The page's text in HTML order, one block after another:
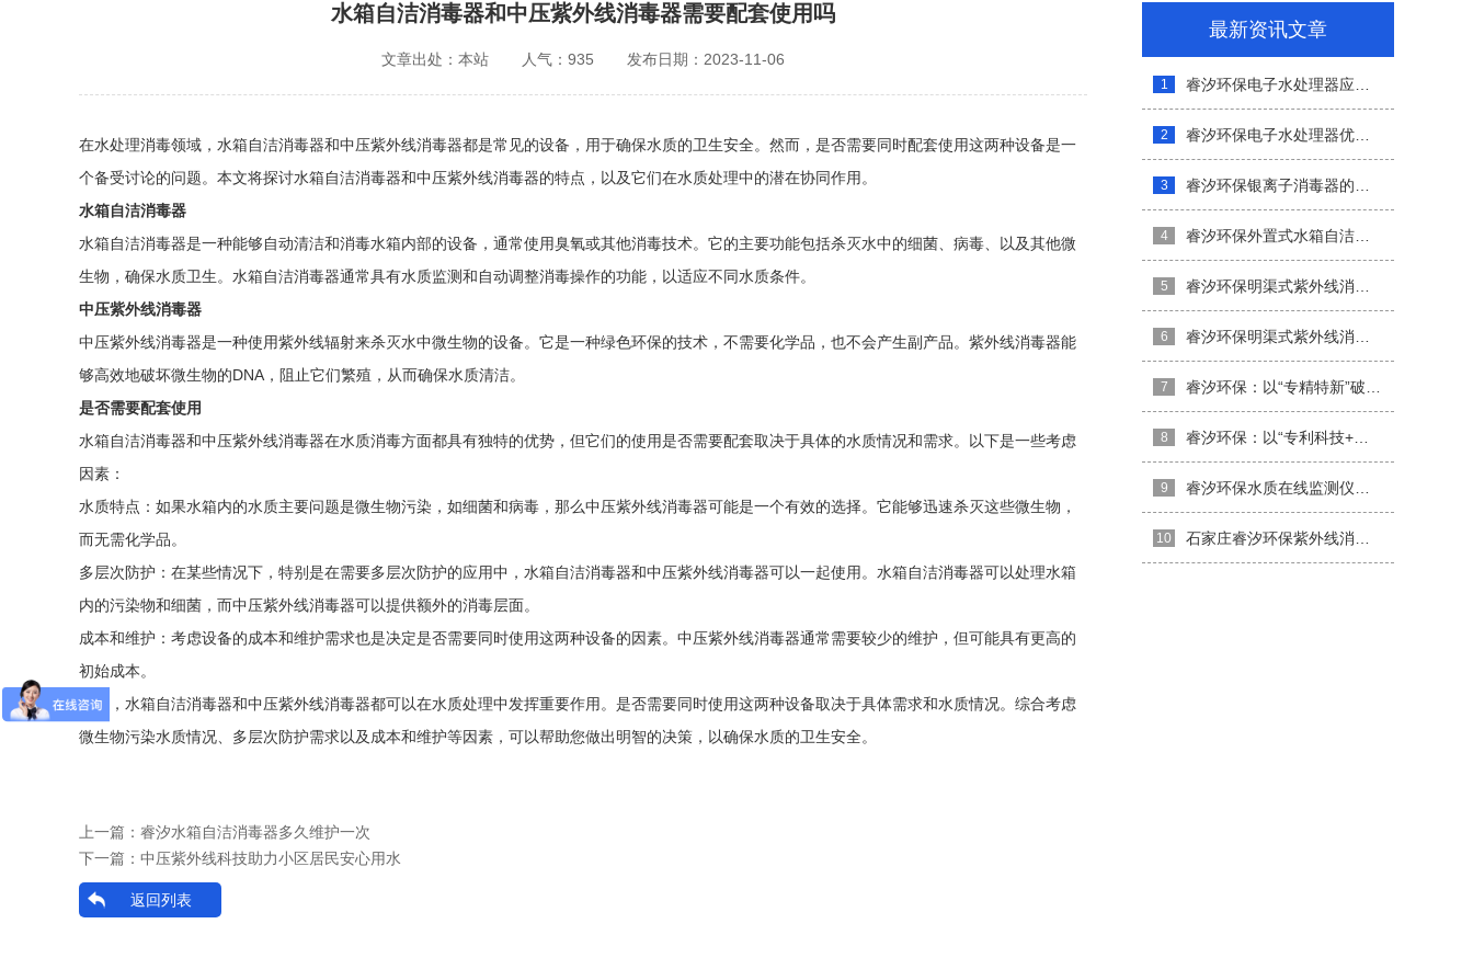
水箱自洁消毒器和中压紫外线消毒器需要配套使用吗
文章出处：本站 人气：935 发布日期：2023-11-06
在水处理消毒领域，水箱自洁消毒器和中压紫外线消毒器都是常见的设备，用于确保水质的卫生安全。然而，是否需要同时配套使用这两种设备是一
个备受讨论的问题。本文将探讨水箱自洁消毒器和中压紫外线消毒器的特点，以及它们在水质处理中的潜在协同作用。
水箱自洁消毒器
水箱自洁消毒器是一种能够自动清洁和消毒水箱内部的设备，通常使用臭氧或其他消毒技术。它的主要功能包括杀灭水中的细菌、病毒、以及其他微
生物，确保水质卫生。水箱自洁消毒器通常具有水质监测和自动调整消毒操作的功能，以适应不同水质条件。
中压紫外线消毒器
中压紫外线消毒器是一种使用紫外线辐射来杀灭水中微生物的设备。它是一种绿色环保的技术，不需要化学品，也不会产生副产品。紫外线消毒器能
够高效地破坏微生物的DNA，阻止它们繁殖，从而确保水质清洁。
是否需要配套使用
水箱自洁消毒器和中压紫外线消毒器在水质消毒方面都具有独特的优势，但它们的使用是否需要配套取决于具体的水质情况和需求。以下是一些考虑
因素：
水质特点：如果水箱内的水质主要问题是微生物污染，如细菌和病毒，那么中压紫外线消毒器可能是一个有效的选择。它能够迅速杀灭这些微生物，
而无需化学品。
多层次防护：在某些情况下，特别是在需要多层次防护的应用中，水箱自洁消毒器和中压紫外线消毒器可以一起使用。水箱自洁消毒器可以处理水箱
内的污染物和细菌，而中压紫外线消毒器可以提供额外的消毒层面。
成本和维护：考虑设备的成本和维护需求也是决定是否需要同时使用这两种设备的因素。中压紫外线消毒器通常需要较少的维护，但可能具有更高的
初始成本。
总之，水箱自洁消毒器和中压紫外线消毒器都可以在水质处理中发挥重要作用。是否需要同时使用这两种设备取决于具体需求和水质情况。综合考虑
微生物污染水质情况、多层次防护需求以及成本和维护等因素，可以帮助您做出明智的决策，以确保水质的卫生安全。
上一篇： 睿汐水箱自洁消毒器多久维护一次
下一篇： 中压紫外线科技助力小区居民安心用水
返回列表
最新资讯文章
1
2
3
4
5
6
7
8
9
10